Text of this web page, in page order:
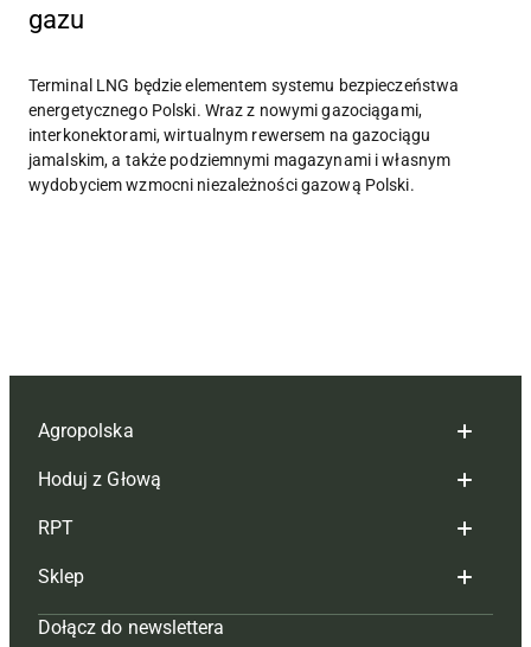
gazu
Terminal LNG będzie elementem systemu bezpieczeństwa
energetycznego Polski. Wraz z nowymi gazociągami,
interkonektorami, wirtualnym rewersem na gazociągu
jamalskim, a także podziemnymi magazynami i własnym
wydobyciem wzmocni niezależności gazową Polski.
Agropolska
Redakcja
Reklama
Tagi
Mapa serwisu
Hoduj z Głową
Hoduj z głową bydło
Hoduj z głową świnie
Prenumerata
RPT
Redakcja
Prenumerata
Sklep
Czasopisma i prenumerata
Dołącz do newslettera